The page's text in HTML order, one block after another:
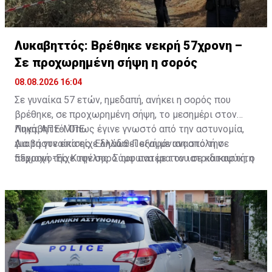
Λυκαβηττός: Βρέθηκε νεκρή 57χρονη –
Σε προχωρημένη σήψη η σορός
08.08.2026 16:04
Σε γυναίκα 57 ετών, ημεδαπή, ανήκει η σορός που
βρέθηκε, σε προχωρημένη σήψη, το μεσημέρι στον
Λυκαβηττό. Όπως έγινε γνωστό από την αστυνομία,
για τη γυναίκα είχε δηλωθεί εξαφάνιση από την
περιοχή της Κυψέλης. Σύμφωνα με τον ιατριδικαστή, ο
το συμβάν διενεργεί το Αστυνομικό Τμήμα Εξαρχείων.
Πηγή: ΑΠΕ-ΜΠΕ
Διαβάστε επίσης:Ελλάδα: Ποινή με αναστολή σε
55χρονο-Είχε την σορό του πατέρα του σε καταψύκτη